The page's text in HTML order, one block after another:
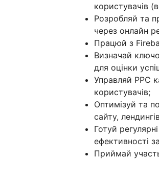
користувачів
Розробляй та
через онлайн
Працюй з
Визначай
для оцінки
Управляй РРС
користувачів;
Оптимізуй та
сайту,
Готуй
ефективності
Приймай